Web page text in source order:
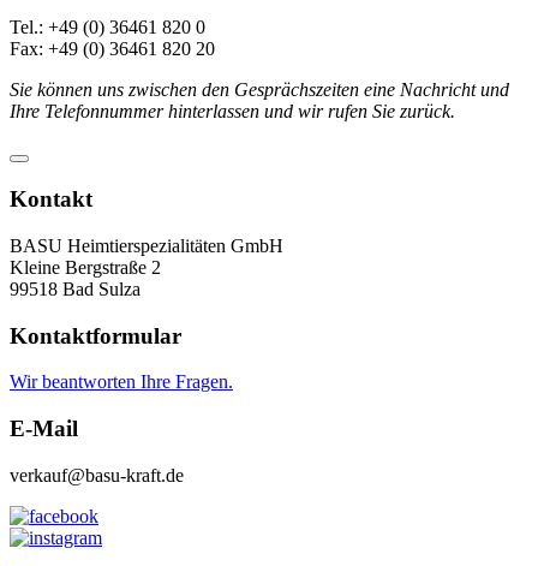
Tel.: +49 (0) 36461 820 0
Fax: +49 (0) 36461 820 20
Sie können uns zwischen den Gesprächszeiten eine Nachricht und
Ihre Telefonnummer hinterlassen und wir rufen Sie zurück.
Kontakt
BASU Heimtierspezialitäten GmbH
Kleine Bergstraße 2
99518 Bad Sulza
Kontaktformular
Wir beantworten Ihre Fragen.
E-Mail
verkauf@basu-kraft.de